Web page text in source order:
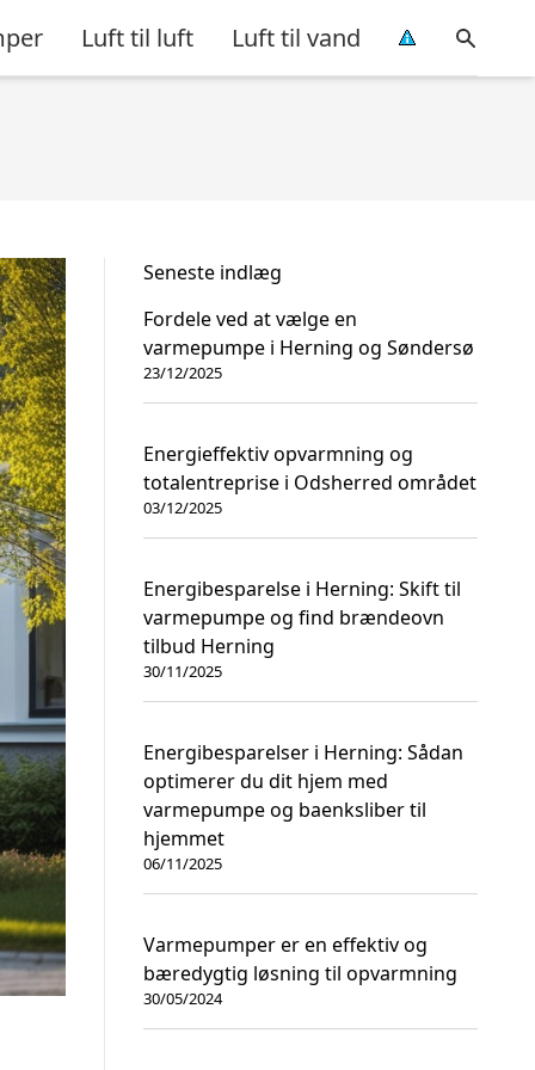
Luft til luft Luft til vand
Seneste indlæg
Fordele ved at vælge en
varmepumpe i Herning og Søndersø
23/12/2025
Energieffektiv opvarmning og
totalentreprise i Odsherred området
03/12/2025
Energibesparelse i Herning: Skift til
varmepumpe og find brændeovn
tilbud Herning
30/11/2025
Energibesparelser i Herning: Sådan
optimerer du dit hjem med
varmepumpe og baenksliber til
hjemmet
06/11/2025
Varmepumper er en effektiv og
bæredygtig løsning til opvarmning
30/05/2024